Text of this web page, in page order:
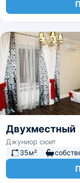
Двухместный
Джуниор сюит
35м²